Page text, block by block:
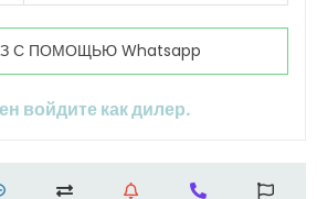
С ПОМОЩЬЮ Whatsapp
войдите как дилер.